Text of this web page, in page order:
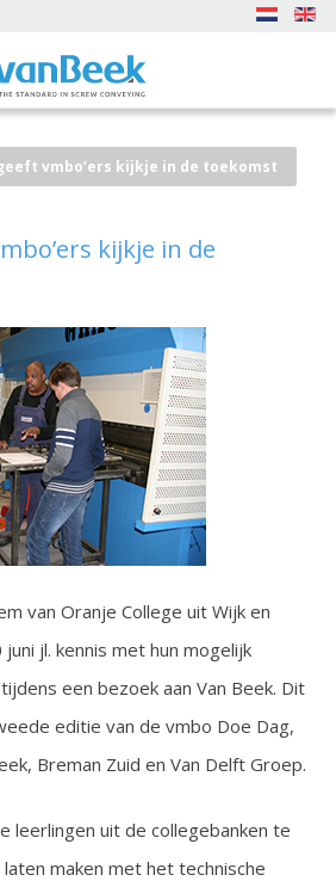
vmbo’ers kijkje in de toekomst
kijkje in de
van Oranje College uit Wijk en
jl. kennis met hun mogelijk
een bezoek aan Van Beek. Dit
editie van de vmbo Doe Dag,
Breman Zuid en Van Delft Groep.
leerlingen uit de collegebanken te
maken met het technische